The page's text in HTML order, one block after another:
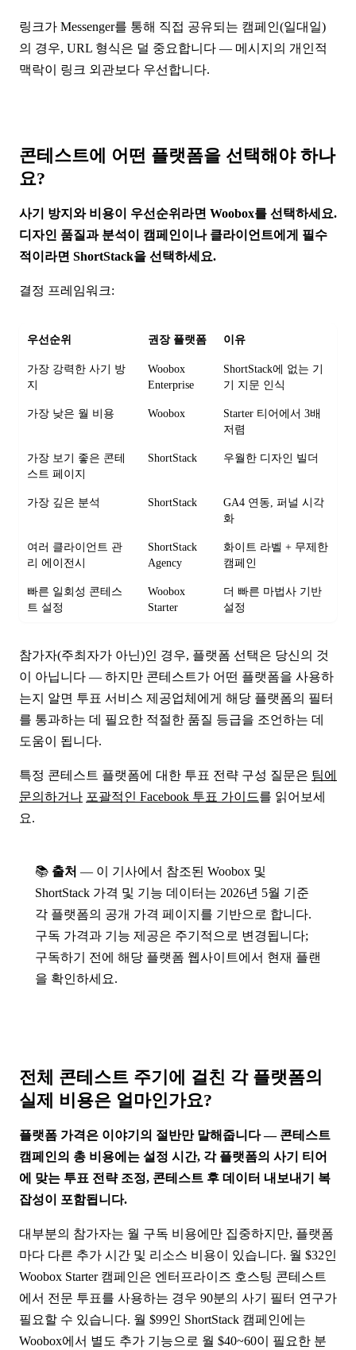
링크가 Messenger를 통해 직접 공유되는 캠페인(일대일)
의 경우, URL 형식은 덜 중요합니다 — 메시지의 개인적
맥락이 링크 외관보다 우선합니다.
콘테스트에 어떤 플랫폼을 선택해야 하나
요?
사기 방지와 비용이 우선순위라면 Woobox를 선택하세요.
디자인 품질과 분석이 캠페인이나 클라이언트에게 필수
적이라면 ShortStack을 선택하세요.
결정 프레임워크:
우선순위 권장 플랫폼 이유
가장 강력한 사기 방
지
Woobox
Enterprise
ShortStack에 없는 기
기 지문 인식
가장 낮은 월 비용 Woobox
Starter 티어에서 3배
저렴
가장 보기 좋은 콘테
스트 페이지
ShortStack 우월한 디자인 빌더
가장 깊은 분석 ShortStack
GA4 연동, 퍼널 시각
화
여러 클라이언트 관
리 에이전시
ShortStack
Agency
화이트 라벨 + 무제한
캠페인
빠른 일회성 콘테스
트 설정
Woobox
Starter
더 빠른 마법사 기반
설정
참가자(주최자가 아닌)인 경우, 플랫폼 선택은 당신의 것
이 아닙니다 — 하지만 콘테스트가 어떤 플랫폼을 사용하
는지 알면 투표 서비스 제공업체에게 해당 플랫폼의 필터
를 통과하는 데 필요한 적절한 품질 등급을 조언하는 데
도움이 됩니다.
특정 콘테스트 플랫폼에 대한 투표 전략 구성 질문은 팀에
문의하거나 포괄적인 Facebook 투표 가이드를 읽어보세
요.
📚 출처 — 이 기사에서 참조된 Woobox 및
ShortStack 가격 및 기능 데이터는 2026년 5월 기준
각 플랫폼의 공개 가격 페이지를 기반으로 합니다.
구독 가격과 기능 제공은 주기적으로 변경됩니다;
구독하기 전에 해당 플랫폼 웹사이트에서 현재 플랜
을 확인하세요.
전체 콘테스트 주기에 걸친 각 플랫폼의
실제 비용은 얼마인가요?
플랫폼 가격은 이야기의 절반만 말해줍니다 — 콘테스트
캠페인의 총 비용에는 설정 시간, 각 플랫폼의 사기 티어
에 맞는 투표 전략 조정, 콘테스트 후 데이터 내보내기 복
잡성이 포함됩니다.
대부분의 참가자는 월 구독 비용에만 집중하지만, 플랫폼
마다 다른 추가 시간 및 리소스 비용이 있습니다. 월 $32인
Woobox Starter 캠페인은 엔터프라이즈 호스팅 콘테스트
에서 전문 투표를 사용하는 경우 90분의 사기 필터 연구가
필요할 수 있습니다. 월 $99인 ShortStack 캠페인에는
Woobox에서 별도 추가 기능으로 월 $40~60이 필요한 분